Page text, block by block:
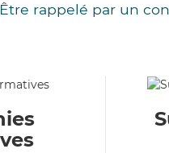
Être rappelé par un